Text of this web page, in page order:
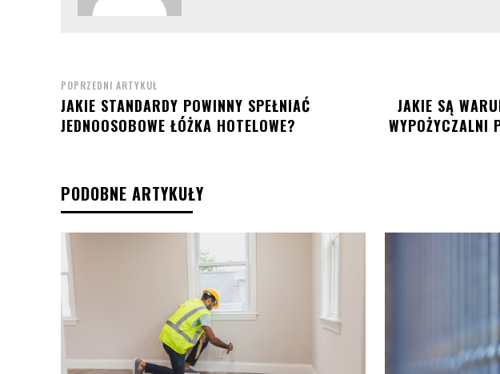
POPRZEDNI ARTYKUŁ
JAKIE STANDARDY POWINNY SPEŁNIAĆ
JEDNOOSOBOWE ŁÓŻKA HOTELOWE?
JAKIE SĄ
WYPOŻYCZALNI
PODOBNE ARTYKUŁY